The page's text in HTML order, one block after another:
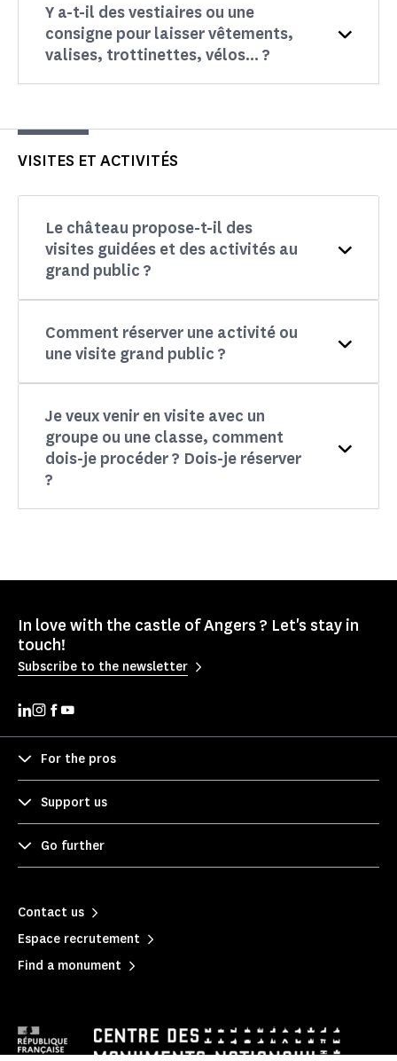
Y a-t-il des vestiaires ou une
consigne pour laisser vêtements,
valises, trottinettes, vélos... ?
VISITES ET ACTIVITÉS
Le château propose-t-il des
visites guidées et des activités au
grand public ?
Comment réserver une activité ou
une visite grand public ?
Je veux venir en visite avec un
groupe ou une classe, comment
dois-je procéder ? Dois-je réserver
?
In love with the castle of Angers ? Let's stay in
touch!
Subscribe to the newsletter
For the pros
Support us
Go further
Contact us
Espace recrutement
Find a monument